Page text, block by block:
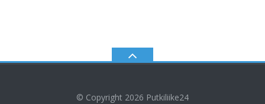
© Copyright 2026 Putkiliike24